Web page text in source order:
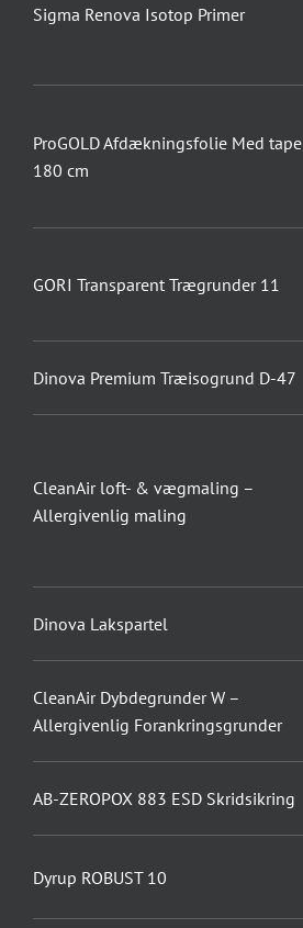
Sigma Renova Isotop Primer
ProGOLD Afdækningsfolie Med tape
180 cm
GORI Transparent Trægrunder 11
Dinova Premium Træisogrund D-47
CleanAir loft- & vægmaling –
Allergivenlig maling
Dinova Lakspartel
CleanAir Dybdegrunder W –
Allergivenlig Forankringsgrunder
AB-ZEROPOX 883 ESD Skridsikring
Dyrup ROBUST 10